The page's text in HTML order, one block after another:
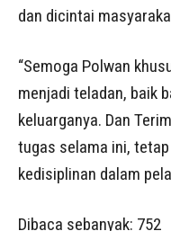
dan dicintai
“Semoga Polwan
menjadi teladan, baik
keluarganya. Dan
tugas selama ini,
kedisiplinan dalam
Dibaca sebanyak: 752